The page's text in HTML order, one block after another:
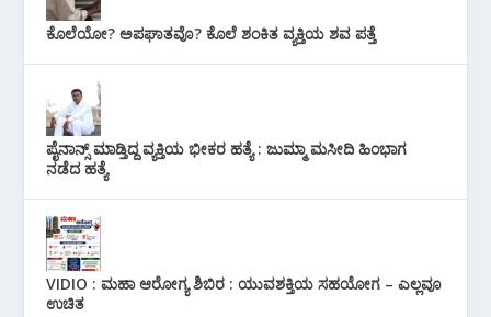
ಕೊಲೆಯೋ? ಅಪಘಾತವೊ? ಕೊಲೆ ಶಂಕಿತ ವ್ಯಕ್ತಿಯ ಶವ ಪತ್ತೆ
ಪೈನಾನ್ಸ್ ಮಾಡ್ತಿದ್ದ ವ್ಯಕ್ತಿಯ ಭೀಕರ‌ ಹತ್ಯೆ : ಜುಮ್ಮಾ ಮಸೀದಿ ಹಿಂಭಾಗ
ನಡೆದ ಹತ್ಯೆ
VIDIO : ಮಹಾ ಆರೋಗ್ಯ ಶಿಬಿರ : ಯುವಶಕ್ತಿಯ ಸಹಯೋಗ – ಎಲ್ಲವೂ
ಉಚಿತ